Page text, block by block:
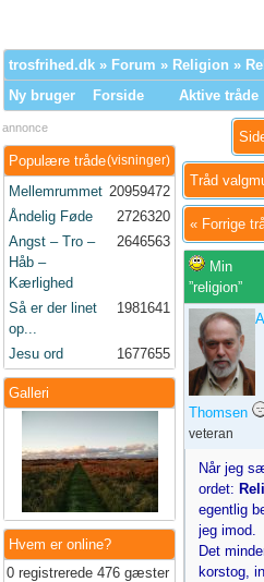
trosfrihed.dk » Forum » Religion »
Ny bruger
Forside Aktive tråde
annonce
(visninger)
Populære tråde
Mellemrummet 20959472
Åndelig Føde
2726320
Angst – Tro –
Håb –
Kærlighed
2646563
Så er der linet
op...
1981641
Jesu ord 1677655
Galleri
Hvem er online?
0 registrerede 476 gæster
Tråd
« Forrige
Min
”religion”
Thomsen
veteran
Når jeg
ordet:
egentlig
jeg imod.
Det
korstog,